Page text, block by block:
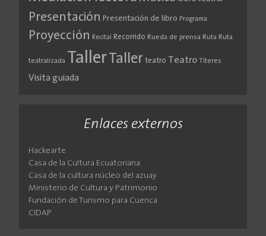
Presentación Presentación de libro Programa
Proyección Recital Recorrido Rueda de prensa Ruta Ruta
teatralizada Taller Taller teatro Teatro Títeres
Visita guiada
Enlaces externos
Hackearte
Casa de la Cultura Ecuatoriana
Casa de la cultura núcleo del azuay
Ministerio de Cultura y Patrimonio
Fundación de Turismo para Cuenca
CIDAP